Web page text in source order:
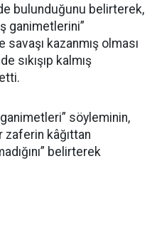
bulunduğunu belirterek,
ganimetlerini”
kazanmış olması
sıkışıp kalmış
ganimetleri” söyleminin,
kâğıttan
belirterek